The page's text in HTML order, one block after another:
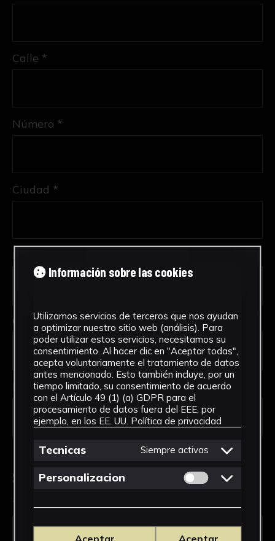
Calle *
Número *
Ciudad *
Código Postal *
País *
Solicitud de Servicio
Tipo de solicitud *
Información sobre las cookies
Utilizamos servicios de terceros que nos ayudan
a optimizar nuestro sitio web (análisis). Para
poder utilizar estos servicios, necesitamos su
consentimiento. Al hacer clic en "Aceptar todas",
acepta voluntariamente el tratamiento de datos
antes mencionado. Esto también incluye, por un
tiempo limitado, su consentimiento de acuerdo
con el Artículo 49 (1) (a) GDPR para el
procesamiento de datos fuera del EEE, por
ejemplo, en los EE. UU. Política de privacidad
Tecnicas Siempre activas
Personalizacion Permitir cookies